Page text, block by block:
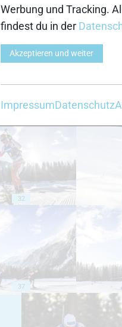
22
27
32
37
Werbung und Tracking.
findest du in der
Akzeptieren und weiter
ImpressumDatenschutz